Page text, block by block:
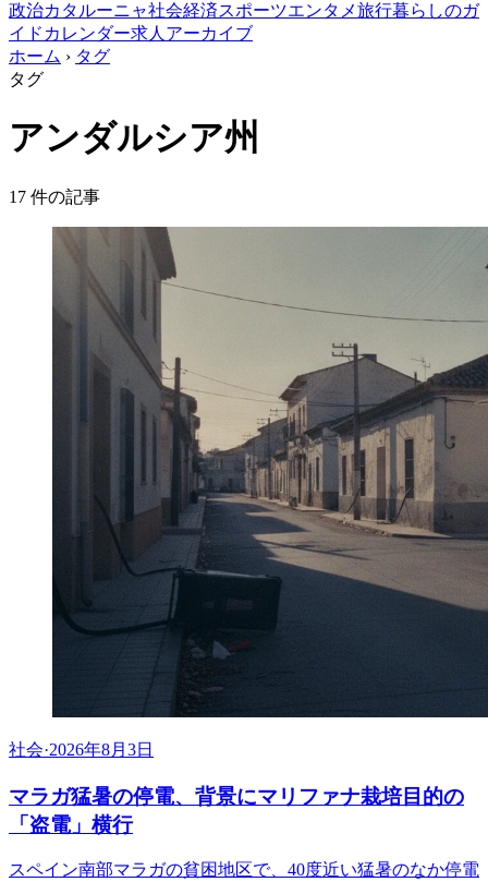
政治カタルーニャ社会経済スポーツエンタメ旅行暮らしのガ
イド カレンダー求人 アーカイブ
ホーム › タグ
タグ
アンダルシア州
17 件の記事
社会·2026年8月3日
マラガ猛暑の停電、背景にマリファナ栽培目的の
「盗電」横行
スペイン南部マラガの貧困地区で、40度近い猛暑のなか停電